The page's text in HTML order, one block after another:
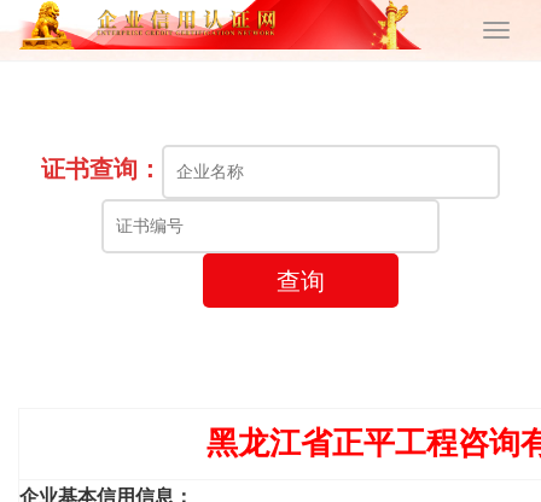
证书查询：
查询
黑龙江省正平工程咨询
企业基本信用信息：